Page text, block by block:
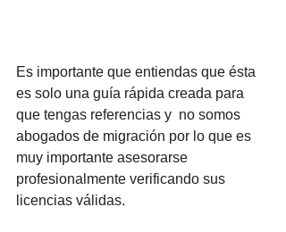
Es importante que entiendas que ésta
es solo una guía rápida creada para
que tengas referencias y  no somos
abogados de migración por lo que es
muy importante asesorarse
profesionalmente verificando sus
licencias válidas.